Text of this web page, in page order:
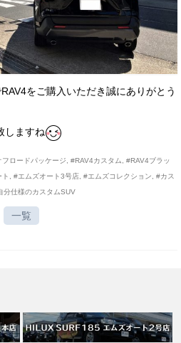
をご購入いただき誠にありがとう
しますね
ロードパッケージ #RAV4カスタム
#RAV4ブラッ
#エムズオート3号店 #エムズコレクション
#カス
分仕様のカスタムSUV
一覧